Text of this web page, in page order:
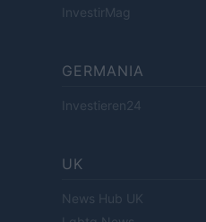
InvestirMag
GERMANIA
Investieren24
UK
News Hub UK